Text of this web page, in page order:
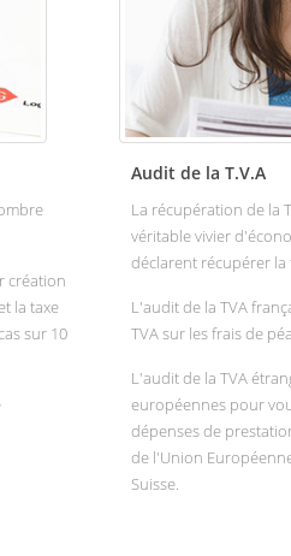
création
la taxe
sur 10
Audit de la T.V.A
La récupération de la
véritable vivier
déclarent récupérer la
L'audit de la TVA
TVA sur les frais de
L'audit de la TVA
européennes pour
dépenses de
de l'Union
Suisse.